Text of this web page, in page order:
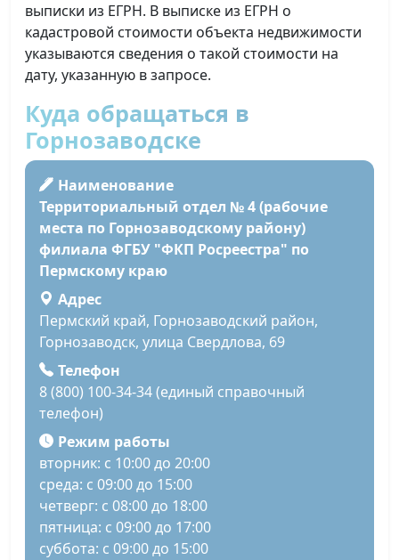
выписки из ЕГРН. В выписке из ЕГРН о
кадастровой стоимости объекта недвижимости
указываются сведения о такой стоимости на
дату, указанную в запросе.
Куда обращаться в
Горнозаводске
Наименование
Территориальный отдел № 4 (рабочие
места по Горнозаводскому району)
филиала ФГБУ "ФКП Росреестра" по
Пермскому краю
Адрес
Пермский край, Горнозаводский район,
Горнозаводск, улица Свердлова, 69
Телефон
8 (800) 100-34-34 (единый справочный
телефон)
Режим работы
вторник: с 10:00 до 20:00
среда: с 09:00 до 15:00
четверг: с 08:00 до 18:00
пятница: с 09:00 до 17:00
суббота: с 09:00 до 15:00